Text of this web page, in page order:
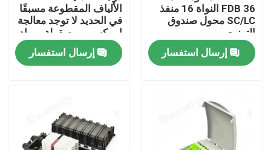
الصفحة الرئيسية
منتجات
أشرطة فيديو
FDB 36 النواة 16 منفذ
SC/LC محول صندوق
التوزيع
إرسال استفسار
الألياف المقطوعة مسبقًا
في الحديد لا توجد معالجة
إيبوكسي ومصقولة بمواد
علبة ABS PC
إرسال استفسار